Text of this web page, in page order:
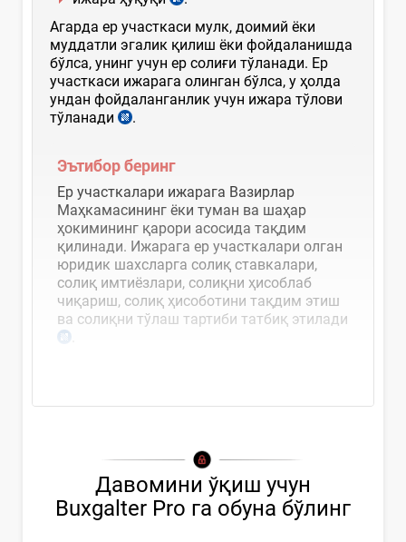
Агарда ер участкаси мулк, доимий ёки
муддатли эгалик қилиш ёки фойдаланишда
бўлса, унинг учун ер солиғи тўланади. Ер
участкаси ижарага олинган бўлса, у ҳолда
ундан фойдаланганлик учун ижара тўлови
тўланади
.
Эътибор беринг
Ер участкалари ижарага Вазирлар
Маҳкамасининг ёки туман ва шаҳар
ҳокимининг қарори асосида тақдим
қилинади. Ижарага ер участкалари олган
юридик шахсларга солиқ ставкалари,
солиқ имтиёзлари, солиқни ҳисоблаб
чиқариш, солиқ ҳисоботини тақдим этиш
ва солиқни тўлаш тартиби татбиқ этилади
Давомини ўқиш учун
Buxgalter Pro га обуна бўлинг